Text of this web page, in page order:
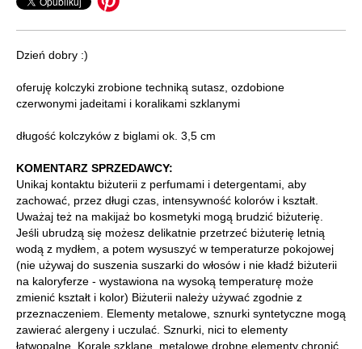
Dzień dobry :)
oferuję kolczyki zrobione techniką sutasz, ozdobione
czerwonymi jadeitami i koralikami szklanymi
długość kolczyków z biglami ok. 3,5 cm
KOMENTARZ SPRZEDAWCY:
Unikaj kontaktu biżuterii z perfumami i detergentami, aby
zachować, przez długi czas, intensywność kolorów i kształt.
Uważaj też na makijaż bo kosmetyki mogą brudzić biżuterię.
Jeśli ubrudzą się możesz delikatnie przetrzeć biżuterię letnią
wodą z mydłem, a potem wysuszyć w temperaturze pokojowej
(nie używaj do suszenia suszarki do włosów i nie kładź biżuterii
na kaloryferze - wystawiona na wysoką temperaturę może
zmienić kształt i kolor) Biżuterii należy używać zgodnie z
przeznaczeniem. Elementy metalowe, sznurki syntetyczne mogą
zawierać alergeny i uczulać. Sznurki, nici to elementy
łatwopalne. Korale szklane, metalowe drobne elementy chronić